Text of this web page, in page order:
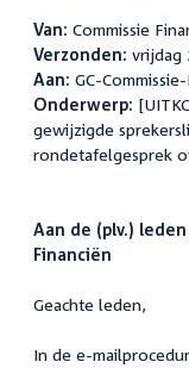
Van: Commissie
Verzonden: vrijdag
Aan: GC-
Onderwerp:
gewijzigde
rondetafelgesprek
Aan de (plv.)
Financiën
Geachte leden,
In de e-